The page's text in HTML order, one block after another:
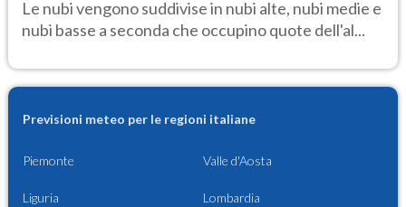
Le nubi vengono suddivise in nubi alte, nubi medie e
nubi basse a seconda che occupino quote dell'al...
Previsioni meteo per le regioni italiane
Piemonte Valle d'Aosta
Liguria Lombardia